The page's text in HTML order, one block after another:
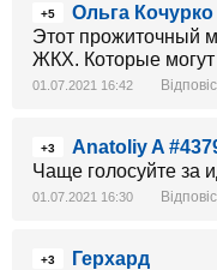
+5
Ольга Кочурко
Этот прожиточный
ЖКХ. Которые
01.07.2021 16:42
+3
Anatoliy A
Чаще голосуйте за
01.07.2021 16:30
+3
Герхард